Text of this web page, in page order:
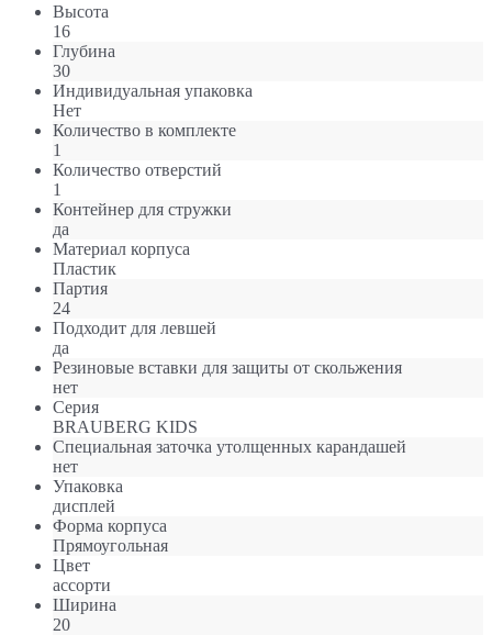
Высота
16
Глубина
30
Индивидуальная упаковка
Нет
Количество в комплекте
1
Количество отверстий
1
Контейнер для стружки
да
Материал корпуса
Пластик
Партия
24
Подходит для левшей
да
Резиновые вставки для защиты от скольжения
нет
Серия
BRAUBERG KIDS
Специальная заточка утолщенных карандашей
нет
Упаковка
дисплей
Форма корпуса
Прямоугольная
Цвет
ассорти
Ширина
20